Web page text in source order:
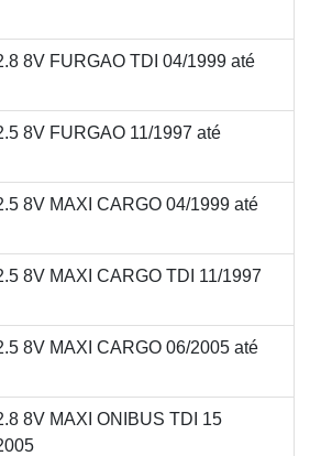
8V FURGAO TDI 04/1999 até
8V FURGAO 11/1997 até
8V MAXI CARGO 04/1999 até
8V MAXI CARGO TDI 11/1997
8V MAXI CARGO 06/2005 até
8V MAXI ONIBUS TDI 15